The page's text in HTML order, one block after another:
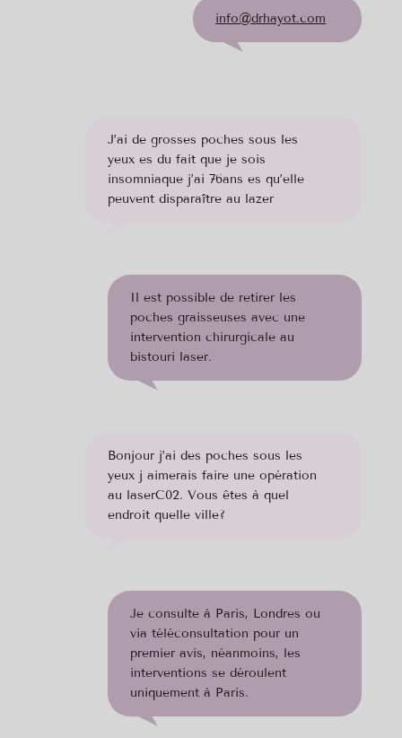
info@drhayot.com
J’ai de grosses poches sous les
yeux es du fait que je sois
insomniaque j’ai 76ans es qu’elle
peuvent disparaître au lazer
Il est possible de retirer les
poches graisseuses avec une
intervention chirurgicale au
bistouri laser.
Bonjour j’ai des poches sous les
yeux j aimerais faire une opération
au laserC02. Vous êtes à quel
endroit quelle ville?
Je consulte à Paris, Londres ou
via téléconsultation pour un
premier avis, néanmoins, les
interventions se déroulent
uniquement à Paris.